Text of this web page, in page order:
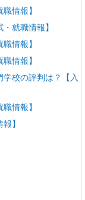
情報】
就職情報】
情報】
情報】
校の評判は？【入
情報】
】